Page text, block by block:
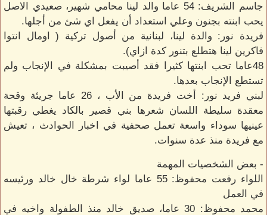
جاسم الشريف: 54 عاما والد لينا محامي شهير، صعيدي الاصل
يحب ابنته بجنون وعلي استعداد أن يفعل اي شئ من أجلها.
فريدة نور: والدة لينا، لبنانية من أصول تركية ( اومال انتوا
فاكرين لينا هتطلع بتنور كدة ازاي).
48عاما تحب ابنتها كثيرا فقد أصيبت بمشكلة في الإنجاب ولم
تستطع الإنجاب بعدها.
لبني فريد نور: أخت فريدة من الأب ، 26 عاما جريئة وقحة
معقدة سليطة اللسان شعرها بني قصير بالكاد يغطي رقبتها
عينيها سوداء واسعة تعمل صحفية في اخبار الحوادث ، تعيش
مع فريدة منذ عدة سنوات.
- بعض الشخصيات المهمة
اللواء رفعت محفوظ: 55 عاما لواء شرطة خال خالد ورئيسه
في العمل
محمد محفوظ: 30 عاما، صديق خالد منذ الطفولة واخيه في